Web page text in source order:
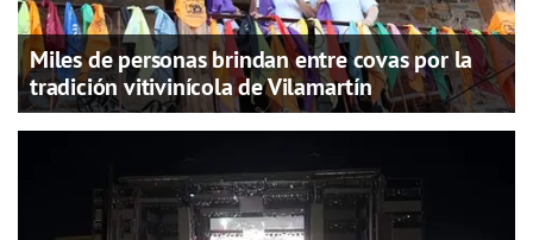
Miles de personas brindan entre covas por la
tradición vitivinícola de Vilamartín